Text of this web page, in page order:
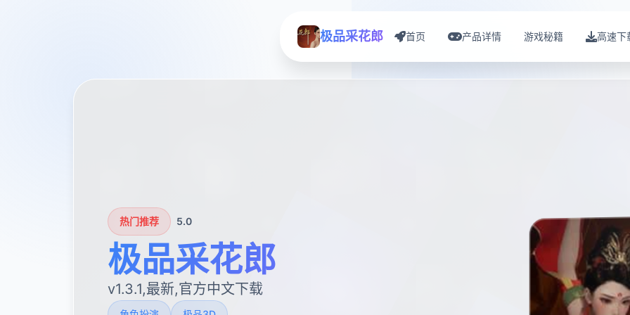
极品采花郎 首页 产品详情 游戏秘籍 高速下
热门推荐 5.0
极品采花郎
v1.3.1,最新,官方中文下载